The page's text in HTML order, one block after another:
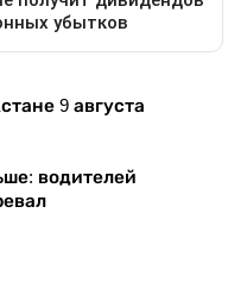
9 августа
водителей